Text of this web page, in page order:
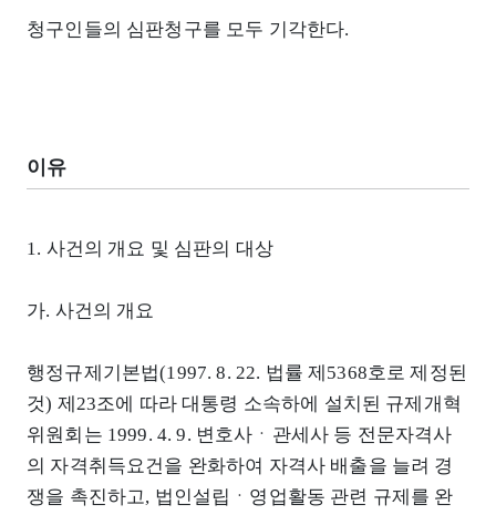
청구인들의 심판청구를 모두 기각한다.
이유
1. 사건의 개요 및 심판의 대상
가. 사건의 개요
행정규제기본법(1997. 8. 22. 법률 제5368호로 제정된
것) 제23조에 따라 대통령 소속하에 설치된 규제개혁
위원회는 1999. 4. 9. 변호사ㆍ관세사 등 전문자격사
의 자격취득요건을 완화하여 자격사 배출을 늘려 경
쟁을 촉진하고, 법인설립ㆍ영업활동 관련 규제를 완